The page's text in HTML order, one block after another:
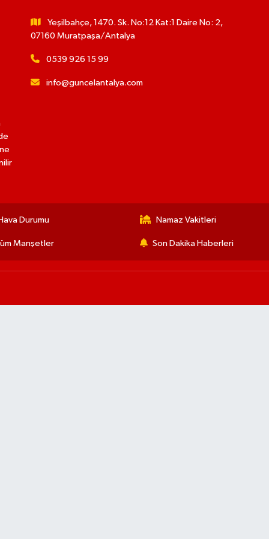
Yeşilbahçe, 1470. Sk. No:12 Kat:1 Daire No: 2,
07160 Muratpaşa/Antalya
0539 926 15 99
info@guncelantalya.com
Durumu Namaz Vakitleri
Manşetler Son Dakika Haberleri